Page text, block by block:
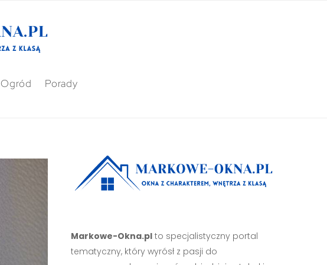
Ogród Porady
Markowe-Okna.plto specjalistyczny portal
tematyczny, który wyrósł z pasji do